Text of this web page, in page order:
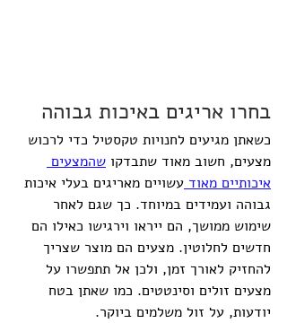
בחרו אריגים באיכות גבוהה
כשאתן מגיעים לחנויות טקסטיל כדי לרכוש
מצעים, חשוב מאוד שתבדקו שהמצעים
איכותיים מאוד עשויים מאריגים בעלי איכות
גבוהה ועמידים במיוחד. כך שגם לאחר
שימוש ממושך, הם ייראו וירגישו כאילו הם
חדשים לחלוטין. מצעים הם מוצר שצריך
להחזיק לאורך זמן, ולכן אל תתפשרו על
מצעים זולים וסינטטים. כמו שאתן בטח
יודעות, על זול משלמים ביוקר.